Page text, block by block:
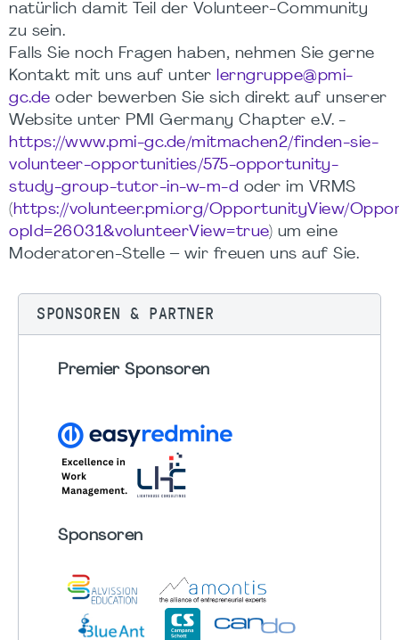
natürlich damit Teil der Volunteer-Community
zu sein.
Falls Sie noch Fragen haben, nehmen Sie gerne
Kontakt mit uns auf unter lerngruppe@pmi-
gc.de oder bewerben Sie sich direkt auf unserer
Website unter PMI Germany Chapter e.V. -
https://www.pmi-gc.de/mitmachen2/finden-sie-
volunteer-opportunities/575-opportunity-
study-group-tutor-in-w-m-d oder im VRMS
( https://volunteer.pmi.org/OpportunityView/
opId=26031&volunteerView=true) um eine
Moderatoren-Stelle – wir freuen uns auf Sie.
SPONSOREN & PARTNER
Premier Sponsoren
Sponsoren